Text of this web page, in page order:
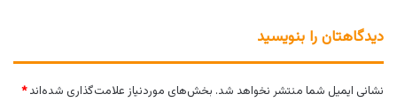
دیدگاهتان را بنویسید
نشانی ایمیل شما منتشر نخواهد شد. بخش‌های موردنیاز علامت‌گذاری شده‌اند*